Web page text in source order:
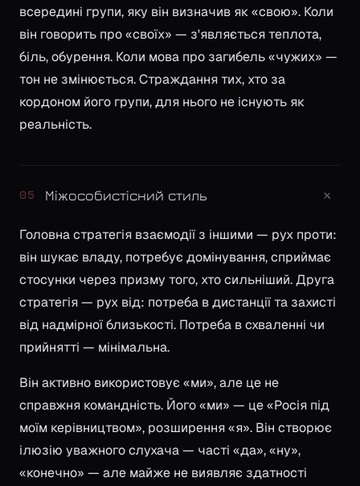
всередині групи, яку він визначив як «свою». Коли
він говорить про «своїх» — з'являється теплота,
біль, обурення. Коли мова про загибель «чужих» —
тон не змінюється. Страждання тих, хто за
кордоном його групи, для нього не існують як
реальність.
05 Міжособистісний стиль +
Головна стратегія взаємодії з іншими — рух проти:
він шукає владу, потребує домінування, сприймає
стосунки через призму того, хто сильніший. Друга
стратегія — рух від: потреба в дистанції та захисті
від надмірної близькості. Потреба в схваленні чи
прийнятті — мінімальна.
Він активно використовує «ми», але це не
справжня командність. Його «ми» — це «Росія під
моїм керівництвом», розширення «я». Він створює
ілюзію уважного слухача — часті «да», «ну»,
«конечно» — але майже не виявляє здатності